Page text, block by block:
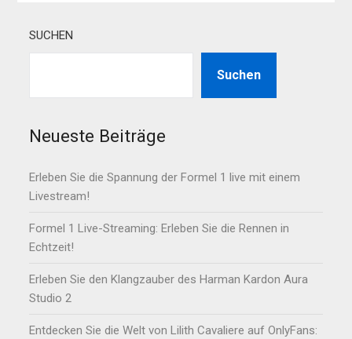
SUCHEN
Suchen
Neueste Beiträge
Erleben Sie die Spannung der Formel 1 live mit einem
Livestream!
Formel 1 Live-Streaming: Erleben Sie die Rennen in
Echtzeit!
Erleben Sie den Klangzauber des Harman Kardon Aura
Studio 2
Entdecken Sie die Welt von Lilith Cavaliere auf OnlyFans: